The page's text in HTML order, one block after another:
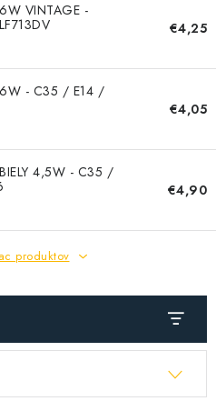
ZÁKAMENNÉ
VINTAGE -
€4,25
- C35 / E14 /
€4,05
4,5W - C35 /
€4,90
produktov